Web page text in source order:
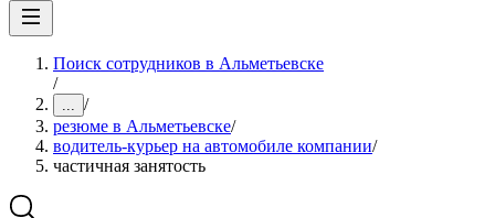
Поиск сотрудников в Альметьевске
/
... /
резюме в Альметьевске/
водитель-курьер на автомобиле компании/
частичная занятость